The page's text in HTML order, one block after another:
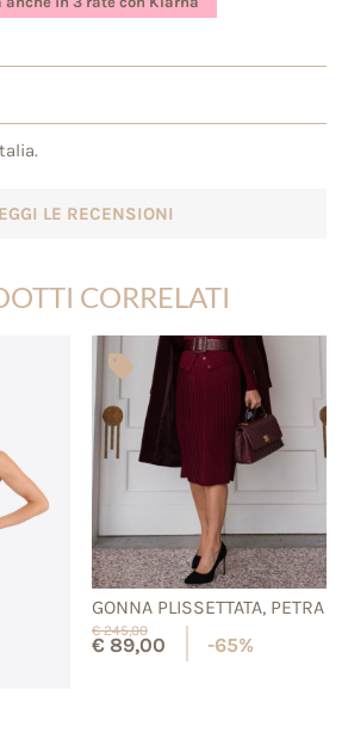
LE RECENSIONI
CORRELATI
GONNA PLISSETTATA, PETRA
€245,00
€89,00 -65%